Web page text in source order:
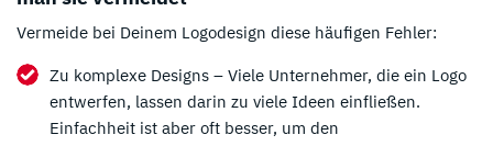
Vermeide bei Deinem Logodesign diese häufigen Fehler:
Zu komplexe Designs – Viele Unternehmer, die ein Logo
entwerfen, lassen darin zu viele Ideen einfließen.
Einfachheit ist aber oft besser, um den